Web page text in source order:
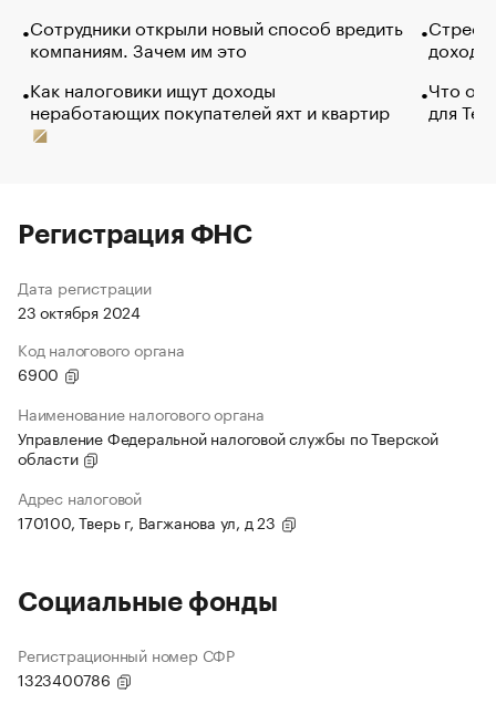
Сотрудники открыли новый способ вредить
компаниям. Зачем им это
Как налоговики ищут доходы
неработающих покупателей яхт и квартир
Что
для
Регистрация ФНС
Дата регистрации
23 октября 2024
Код налогового органа
6900
Наименование налогового органа
Управление Федеральной налоговой службы по Тверской
области
Адрес налоговой
170100, Тверь г, Вагжанова ул, д 23
Социальные фонды
Регистрационный номер СФР
1323400786